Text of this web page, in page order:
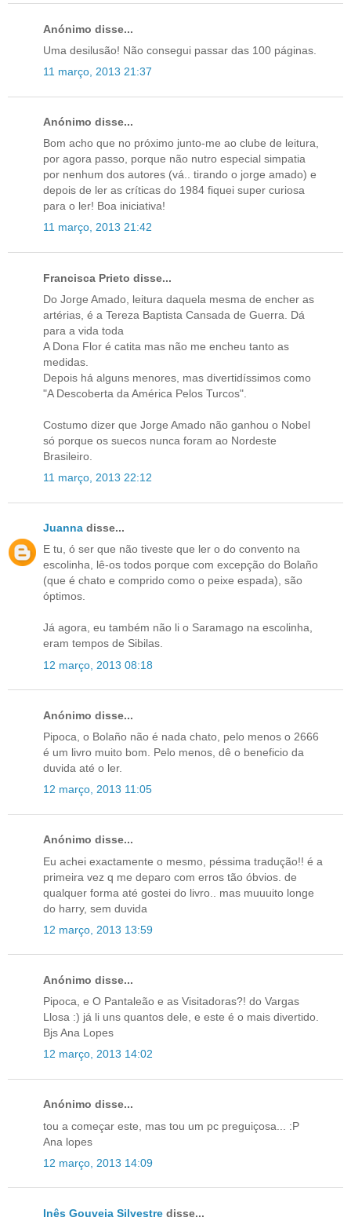
Anónimo disse...
Uma desilusão! Não consegui passar das 100 páginas.
11 março, 2013 21:37
Anónimo disse...
Bom acho que no próximo junto-me ao clube de leitura,
por agora passo, porque não nutro especial simpatia
por nenhum dos autores (vá.. tirando o jorge amado) e
depois de ler as críticas do 1984 fiquei super curiosa
para o ler! Boa iniciativa!
11 março, 2013 21:42
Francisca Prieto disse...
Do Jorge Amado, leitura daquela mesma de encher as
artérias, é a Tereza Baptista Cansada de Guerra. Dá
para a vida toda
A Dona Flor é catita mas não me encheu tanto as
medidas.
Depois há alguns menores, mas divertidíssimos como
"A Descoberta da América Pelos Turcos".
Costumo dizer que Jorge Amado não ganhou o Nobel
só porque os suecos nunca foram ao Nordeste
Brasileiro.
11 março, 2013 22:12
Juanna disse...
E tu, ó ser que não tiveste que ler o do convento na
escolinha, lê-os todos porque com excepção do Bolaño
(que é chato e comprido como o peixe espada), são
óptimos.
Já agora, eu também não li o Saramago na escolinha,
eram tempos de Sibilas.
12 março, 2013 08:18
Anónimo disse...
Pipoca, o Bolaño não é nada chato, pelo menos o 2666
é um livro muito bom. Pelo menos, dê o beneficio da
duvida até o ler.
12 março, 2013 11:05
Anónimo disse...
Eu achei exactamente o mesmo, péssima tradução!! é a
primeira vez q me deparo com erros tão óbvios. de
qualquer forma até gostei do livro.. mas muuuito longe
do harry, sem duvida
12 março, 2013 13:59
Anónimo disse...
Pipoca, e O Pantaleão e as Visitadoras?! do Vargas
Llosa :) já li uns quantos dele, e este é o mais divertido.
Bjs Ana Lopes
12 março, 2013 14:02
Anónimo disse...
tou a começar este, mas tou um pc preguiçosa... :P
Ana lopes
12 março, 2013 14:09
Inês Gouveia Silvestre disse...